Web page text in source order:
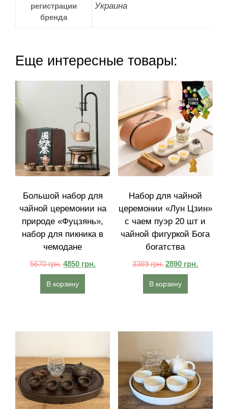
регистрации
бренда
Украина
Еще интересные товары:
Большой набор для
чайной церемонии на
природе «Фуцзянь»,
набор для пикника в
чемодане
5670грн. 4850 грн.
В корзину
Набор для чайной
церемонии «Лун Цзин»
с чаем пуэр 20 шт и
чайной фигуркой Бога
богатства
3369грн. 2890 грн.
В корзину